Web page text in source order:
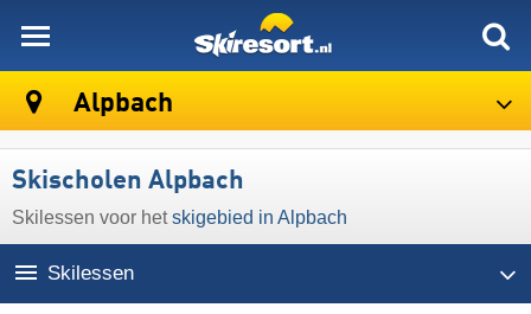
Alpbach
Skischolen Alpbach
Skilessen voor hetskigebied in Alpbach
Skilessen